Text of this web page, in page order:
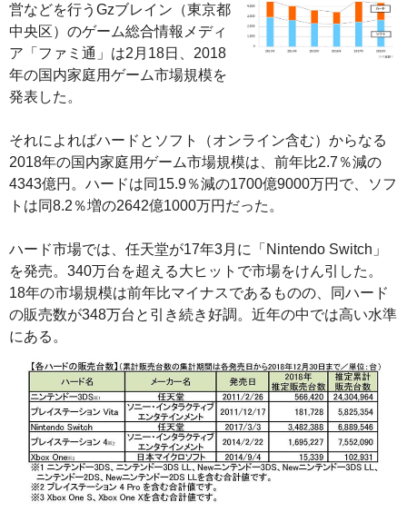
営などを行うGzブレイン（東京都
中央区）のゲーム総合情報メディ
ア「ファミ通」は2月18日、2018
年の国内家庭用ゲーム市場規模を
発表した。
それによればハードとソフト（オンライン含む）からなる
2018年の国内家庭用ゲーム市場規模は、前年比2.7％減の
4343億円。ハードは同15.9％減の1700億9000万円で、ソフ
トは同8.2％増の2642億1000万円だった。
ハード市場では、任天堂が17年3月に「Nintendo Switch」
を発売。340万台を超える大ヒットで市場をけん引した。
18年の市場規模は前年比マイナスであるものの、同ハード
の販売数が348万台と引き続き好調。近年の中では高い水準
にある。